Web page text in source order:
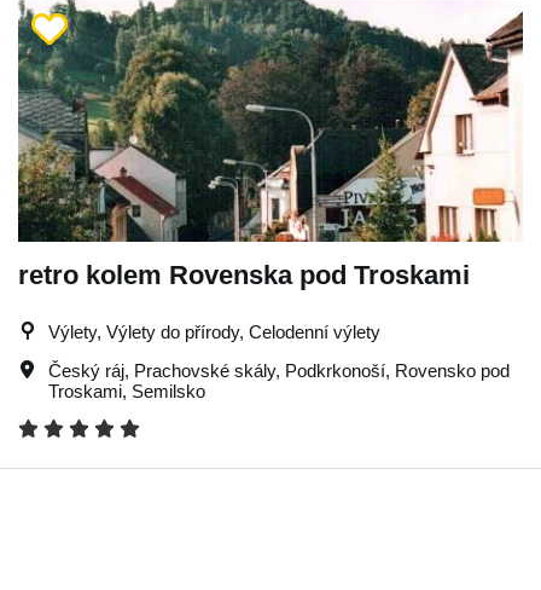
retro kolem Rovenska pod Troskami
Výlety, Výlety do přírody, Celodenní výlety
Český ráj, Prachovské skály, Podkrkonoší, Rovensko pod
Troskami, Semilsko